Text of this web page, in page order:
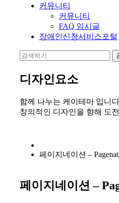
커뮤니티
커뮤니티
FAQ 임시글
장애인신청서비스포털
디자인요소
함께 나누는 케이테마 입니
창의적인 디자인을 향해 도
페이지네이션 –
페이지네이션 –